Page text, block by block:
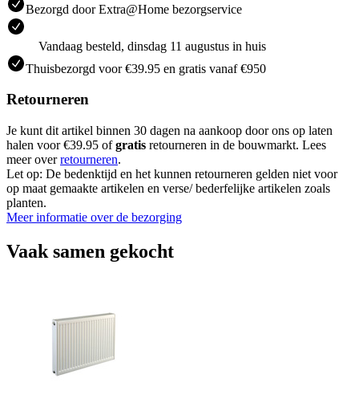
Bezorgd door Extra@Home bezorgservice
Vandaag besteld, dinsdag 11 augustus in huis
Thuisbezorgd voor €39.95 en gratis vanaf €950
Retourneren
Je kunt dit artikel binnen 30 dagen na aankoop door ons op laten
halen voor €39.95 ofgratis retourneren in de bouwmarkt. Lees
meer overretourneren.
Let op: De bedenktijd en het kunnen retourneren gelden niet voor
op maat gemaakte artikelen en verse/ bederfelijke artikelen zoals
planten.
Meer informatie over de bezorging
Vaak samen gekocht